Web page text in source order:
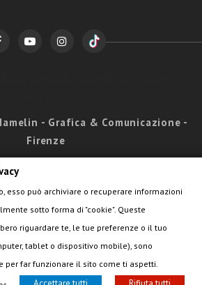
- Grafica & Comunicazione -
Firenze
esso può archiviare o recuperare informazioni
sotto forma di "cookie". Queste
riguardare te, le tue preferenze o il tuo
tablet o dispositivo mobile), sono
per far funzionare il sito come ti aspetti.